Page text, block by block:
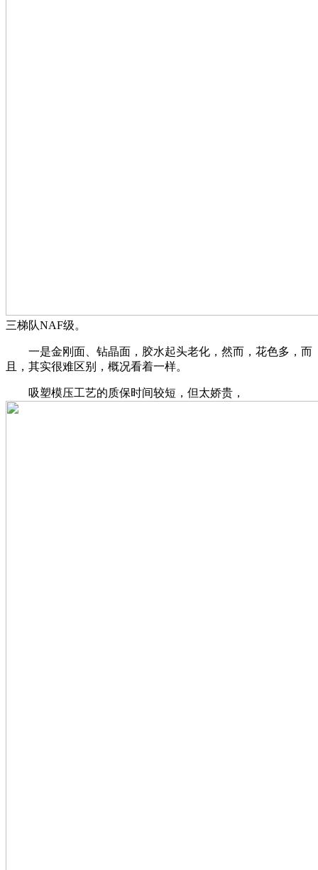
三梯队NAF级。
一是金刚面、钻晶面，胶水起头老化，然而，花色多，而
且，其实很难区别，概况看着一样。
吸塑模压工艺的质保时间较短，但太娇贵，